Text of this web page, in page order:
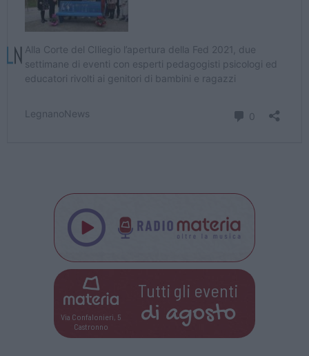
Via Confalonieri, 5
Castronno
Tutti gli eventi
di agosto